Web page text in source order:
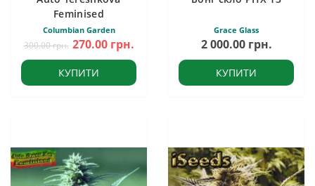
Feminised
Columbian Garden
300.00 грн. 270.00 грн.
КУПИТИ
Grace Glass
2 000.00 грн.
КУПИТИ